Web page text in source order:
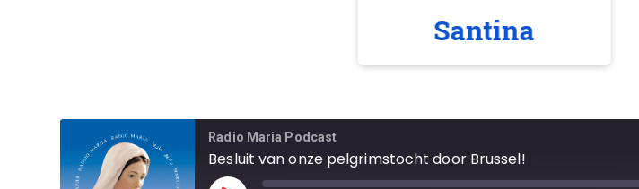
Santina
Radio Maria Podcast
Besluit van onze pelgrimstocht door Brussel!